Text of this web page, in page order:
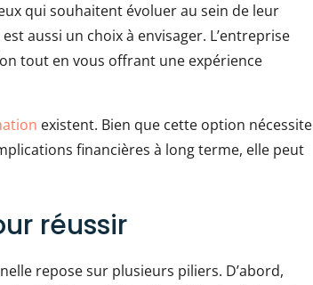
qui souhaitent évoluer au sein de leur
aussi un choix à envisager. L’entreprise
tout en vous offrant une expérience
existent. Bien que cette option nécessite
financières à long terme, elle peut
réussir
repose sur plusieurs piliers. D’abord,